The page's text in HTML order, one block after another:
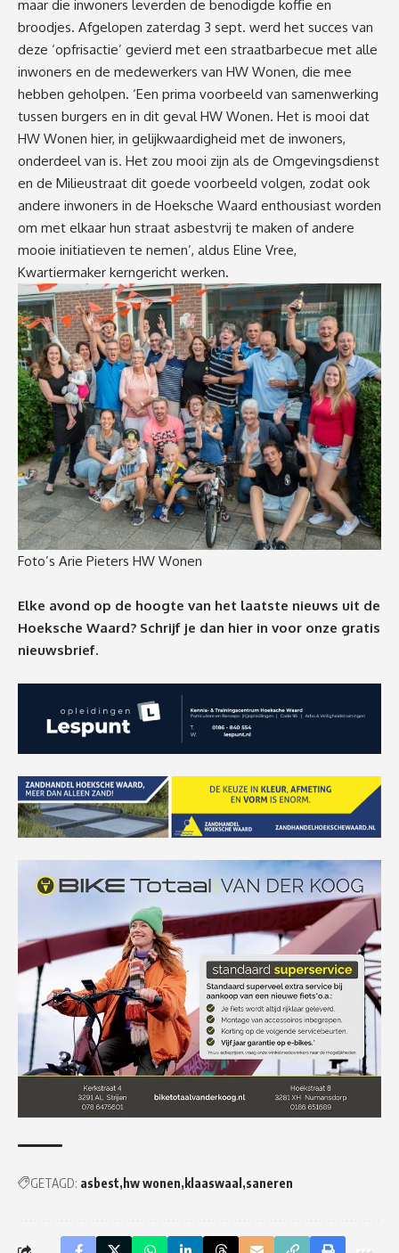
maar die inwoners leverden de benodigde koffie en
broodjes. Afgelopen zaterdag 3 sept. werd het succes van
deze ‘opfrisactie’ gevierd met een straatbarbecue met alle
inwoners en de medewerkers van HW Wonen, die mee
hebben geholpen. ‘Een prima voorbeeld van samenwerking
tussen burgers en in dit geval HW Wonen. Het is mooi dat
HW Wonen hier, in gelijkwaardigheid met de inwoners,
onderdeel van is. Het zou mooi zijn als de Omgevingsdienst
en de Milieustraat dit goede voorbeeld volgen, zodat ook
andere inwoners in de Hoeksche Waard enthousiast worden
om met elkaar hun straat asbestvrij te maken of andere
mooie initiatieven te nemen’, aldus Eline Vree,
Kwartiermaker kerngericht werken.
Foto’s Arie Pieters HW Wonen
Elke avond op de hoogte van het laatste nieuws uit de
Hoeksche Waard? Schrijf je dan hier in voor onze gratis
nieuwsbrief.
GETAGD: asbest hw wonen klaaswaal saneren